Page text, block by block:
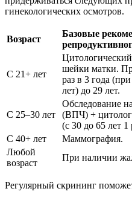
гинекологических осмотров.
Возраст
Базовые
С 21+ лет
шейки матки.
раз в 3 года
лет) до 29 лет.
С 25–30 лет
Обследование
(ВПЧ) +
(с 30 до 65 лет 1
С 40+ лет
Маммография.
Любой
возраст
При наличии
Регулярный скрининг